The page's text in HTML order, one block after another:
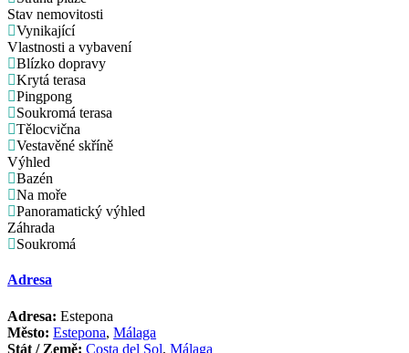
Stav nemovitosti
Vynikající
Vlastnosti a vybavení
Blízko dopravy
Krytá terasa
Pingpong
Soukromá terasa
Tělocvična
Vestavěné skříně
Výhled
Bazén
Na moře
Panoramatický výhled
Záhrada
Soukromá
Adresa
Adresa: Estepona
Město: Estepona,Málaga
Stát / Země: Costa del Sol,Málaga